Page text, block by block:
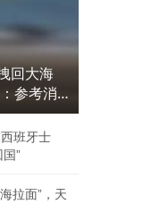
回大海
参考消
班牙士
”
拉面”，天